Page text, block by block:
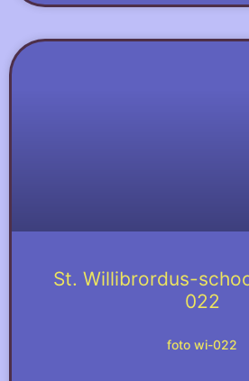
St. Willibrordus-
022
foto wi-022